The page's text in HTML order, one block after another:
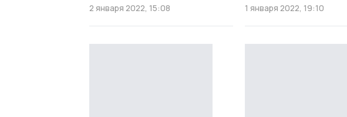
2 января 2022, 15:08 1 января 2022, 19:10